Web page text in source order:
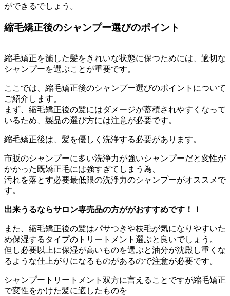
ができるでしょう。
縮毛矯正後のシャンプー選びのポイント
縮毛矯正を施した髪をきれいな状態に保つためには、 適切な
シャンプーを選ぶことが重要です。
ここでは、 縮毛矯正後のシャンプー選びのポイントについて
ご紹介します。
まず、 縮毛矯正後の髪にはダメージが蓄積されやすくなって
いるため、 製品の選び方には注意が必要です。
縮毛矯正後は、 髪を優しく洗浄する必要があります。
市販のシャンプーに多い洗浄力が強いシャンプーだと変性が
かかった既矯正毛には強すぎてしまう為、
汚れを落とす必要最低限の洗浄力のシャンプーがオススメで
す。
出来うるならサロン専売品の方ががおすすめです！！
また、 縮毛矯正後の髪はパサつきや枝毛が気になりやすいた
め保湿するタイプのトリートメント選ぶと良いでしょう。
但し必要以上に保湿が高いものを選ぶと油分が沈殿し重くな
るよう な仕上がりになるものがあるので注意が必要です。
シャンプートリートメント双方に言えることですが縮毛矯正
で変性をかけた髪に適したものを